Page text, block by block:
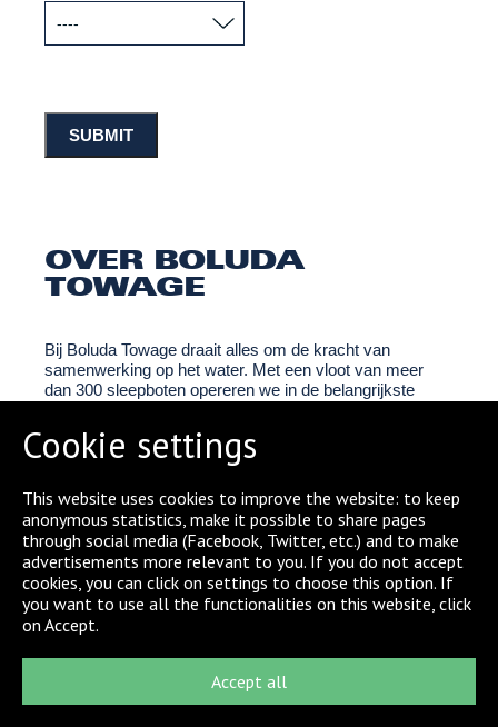
OVER BOLUDA
TOWAGE
Bij Boluda Towage draait alles om de kracht van
samenwerking op het water. Met een vloot van meer
dan 300 sleepboten opereren we in de belangrijkste
Indische Oceaan. In Nederland zijn we actief in de
regio’s Rotterdam, Terneuzen, Antwerpen en Vlissingen.
Onze passie is het veilig assisteren van schepen,
gebaseerd op een gezamenlijke historie van ruim 350
jaar. Wij geloven dat onze dienstverlening echt
mensenwerk is ons succes begint bij de collega’s die
elke dag het verschil maken.
Naast een inspirerende werkomgeving bieden we
aantrekkelijke arbeidsvoorwaarden, waaronder extra
Cookie settings
This website uses cookies to improve the website: to keep
anonymous statistics, make it possible to share pages
through social media (Facebook, Twitter, etc.) and to make
advertisements more relevant to you. If you do not accept
cookies, you can click on settings to choose this option. If
you want to use all the functionalities on this website, click
on Accept.
Accept all